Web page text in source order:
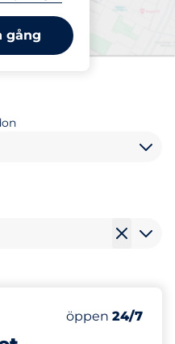
gång
i
Antal
Totalt antal
Torsdag&nbsp
öppen 24/7